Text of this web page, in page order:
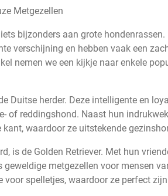
Metgezellen
bijzonders aan grote
verschijning en hebben vaak een
nemen we een kijkje naar enkele
Duitse herder. Deze intelligente en
of reddingshond. Naast hun
waardoor ze uitstekende
is de Golden Retriever. Met hun
metgezellen voor mensen
spelletjes, waardoor ze perfect